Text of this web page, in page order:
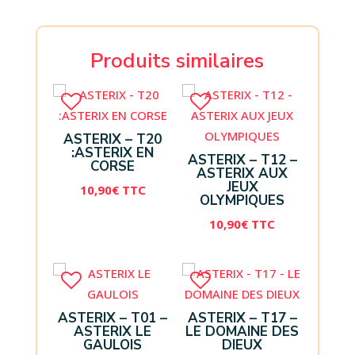
Produits similaires
ASTERIX – T20
:ASTERIX EN
CORSE
10,90€ TTC
ASTERIX – T12 –
ASTERIX AUX
JEUX
OLYMPIQUES
10,90€ TTC
ASTERIX – T01 –
ASTERIX LE
GAULOIS
ASTERIX – T17 –
LE DOMAINE DES
DIEUX